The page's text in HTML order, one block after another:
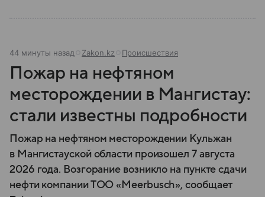
44 минуты назад Zakon.kz Происшествия
Пожар на нефтяном
месторождении в Мангистау:
стали известны подробности
Пожар на нефтяном месторождении Кульжан
в Мангистауской области произошел 7 августа
2026 года. Возгорание возникло на пункте сдачи
нефти компании ТОО «Meerbusch», сообщает